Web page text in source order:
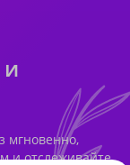
мгновенно,
и отслеживайте